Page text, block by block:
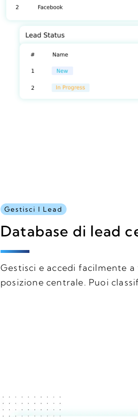
Gestisci I Lead
Database di lead
Gestisci e accedi facilmente
posizione centrale. Puoi